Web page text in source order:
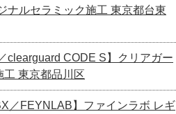
ナルセラミック施工 東京都台東
clearguard CODE S】クリアガー
工 東京都品川区
／FEYNLAB】ファインラボ レギ